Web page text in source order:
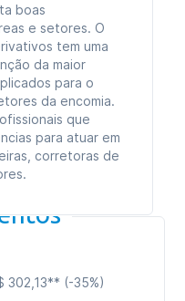
boas
e setores. O
tem uma
da maior
para o
da encomia.
que
para atuar em
corretoras de
302,13** (-35%)